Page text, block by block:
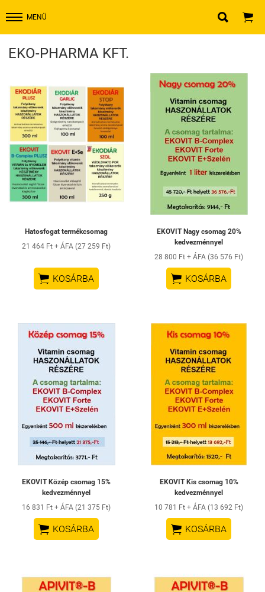
MENÜ  
EKO-PHARMA KFT.
Hatosfogat termékcsomag
21 464 Ft + ÁFA (27 259 Ft)
 KOSÁRBA
EKOVIT Nagy csomag 20%
kedvezménnyel
28 800 Ft + ÁFA (36 576 Ft)
 KOSÁRBA
EKOVIT Közép csomag 15%
kedvezménnyel
16 831 Ft + ÁFA (21 375 Ft)
 KOSÁRBA
EKOVIT Kis csomag 10%
kedvezménnyel
10 781 Ft + ÁFA (13 692 Ft)
 KOSÁRBA